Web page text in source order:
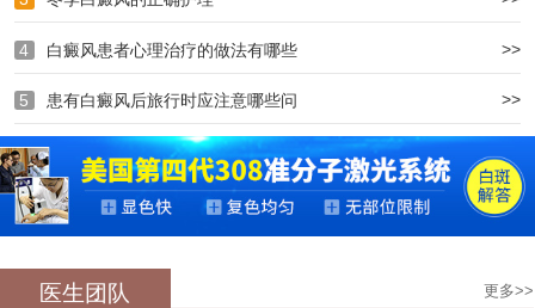
4 白癜风患者心理治疗的做法有哪些 >>
5 患有白癜风后旅行时应注意哪些问 >>
医生团队 更多>>